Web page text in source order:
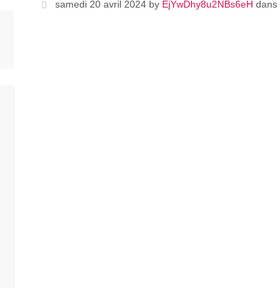
samedi 20 avril 2024 by EjYwDhy8u2NBs6eH dans